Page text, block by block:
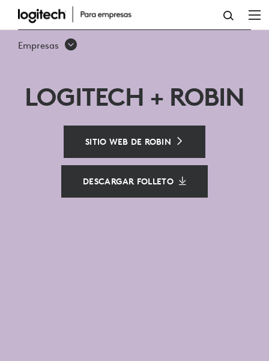
ROBIN
Empresas
LOGITECH + ROBIN
SITIO WEB DE ROBIN
DESCARGAR FOLLETO